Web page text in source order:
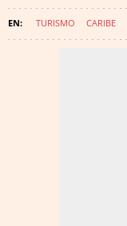
TURISMO CARIBE